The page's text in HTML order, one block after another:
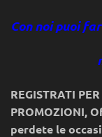
Con noi puoi
REGISTRATI
PROMOZIONI,
perdete le